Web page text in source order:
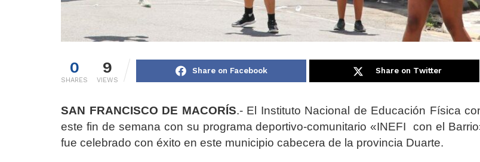
0
SHARES
9
VIEWS
Share on Facebook Share on Twitter
SAN FRANCISCO DE MACORÍS.- El Instituto Nacional de Educación Física
este fin de semana con su programa deportivo-comunitario «INEFI con el
fue celebrado con éxito en este municipio cabecera de la provincia Duarte.